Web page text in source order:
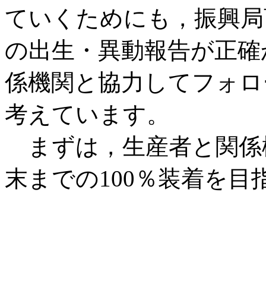
ていくためにも，振興
の出生・異動報告が正
係機関と協力してフォ
考えています。
まずは，生産者と関
末までの100％装着を目